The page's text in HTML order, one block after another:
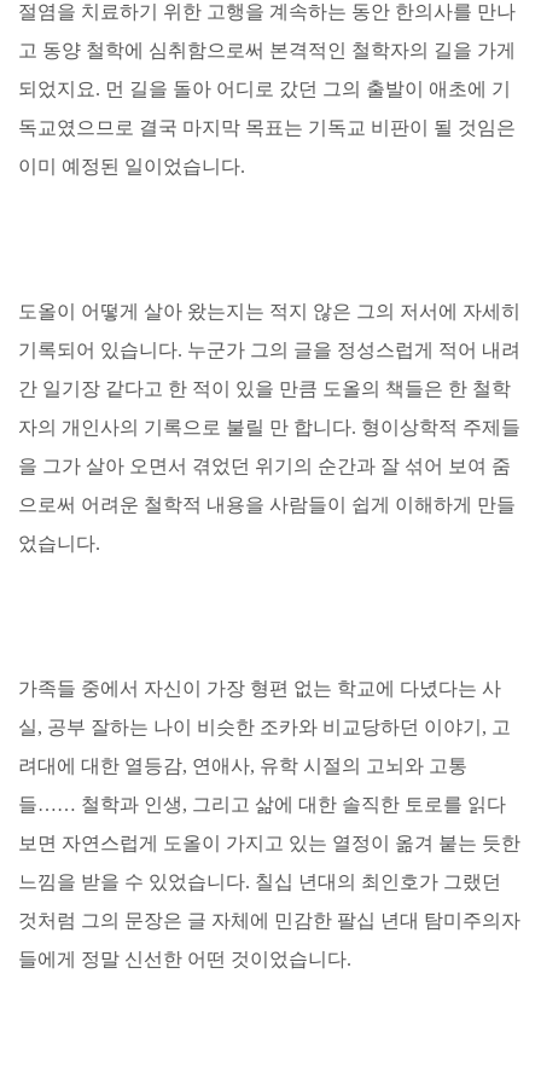
절염을 치료하기 위한 고행을 계속하는 동안 한의사를 만나
고 동양 철학에 심취함으로써 본격적인 철학자의 길을 가게
되었지요. 먼 길을 돌아 어디로 갔던 그의 출발이 애초에 기
독교였으므로 결국 마지막 목표는 기독교 비판이 될 것임은
이미 예정된 일이었습니다.
도올이 어떻게 살아 왔는지는 적지 않은 그의 저서에 자세히
기록되어 있습니다. 누군가 그의 글을 정성스럽게 적어 내려
간 일기장 같다고 한 적이 있을 만큼 도올의 책들은 한 철학
자의 개인사의 기록으로 불릴 만 합니다. 형이상학적 주제들
을 그가 살아 오면서 겪었던 위기의 순간과 잘 섞어 보여 줌
으로써 어려운 철학적 내용을 사람들이 쉽게 이해하게 만들
었습니다.
가족들 중에서 자신이 가장 형편 없는 학교에 다녔다는 사
실, 공부 잘하는 나이 비슷한 조카와 비교당하던 이야기, 고
려대에 대한 열등감, 연애사, 유학 시절의 고뇌와 고통
들…… 철학과 인생, 그리고 삶에 대한 솔직한 토로를 읽다
보면 자연스럽게 도올이 가지고 있는 열정이 옮겨 붙는 듯한
느낌을 받을 수 있었습니다. 칠십 년대의 최인호가 그랬던
것처럼 그의 문장은 글 자체에 민감한 팔십 년대 탐미주의자
들에게 정말 신선한 어떤 것이었습니다.